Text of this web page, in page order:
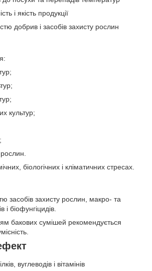
і якість продукції
добрив і засобів захисту рослин
культур;
біологічних і кліматичних стресах.
засобів захисту рослин, макро- та
і біофунгіцидів.
бакових сумішей рекомендується
вуглеводів і вітамінів